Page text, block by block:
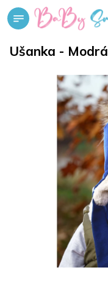
Přejít
na
Ušanka - Modrá